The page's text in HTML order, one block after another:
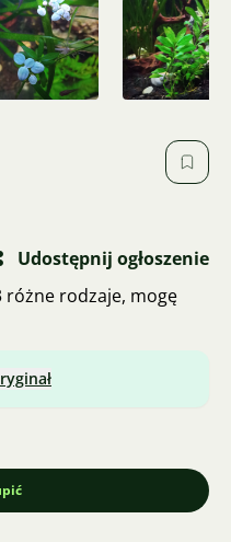
Udostępnij ogłoszenie
różne rodzaje, mogę